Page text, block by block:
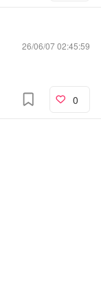
26/06/07 02:45:59
0